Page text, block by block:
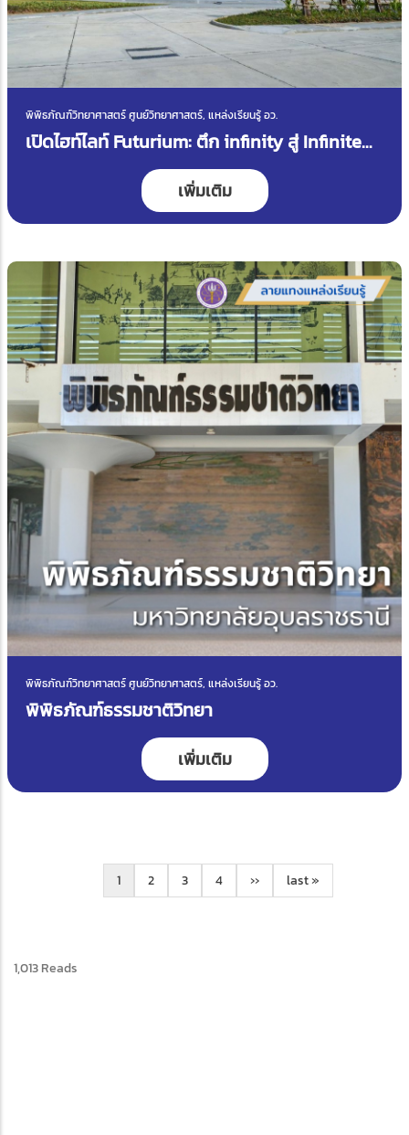
พิพิธภัณฑ์วิทยาศาสตร์ ศูนย์วิทยาศาสตร์, แหล่งเรียนรู้ อว.
เปิดไฮท์ไลท์ Futurium: ตึก infinity สู่ Infinite
เพิ่มเติม
พิพิธภัณฑ์วิทยาศาสตร์ ศูนย์วิทยาศาสตร์, แหล่งเรียนรู้ อว.
พิพิธภัณฑ์ธรรมชาติวิทยา
เพิ่มเติม
Current
page
1 Page
2 Page
3 Page
4
Next
page
››
Last
page
last »
1,013 Reads